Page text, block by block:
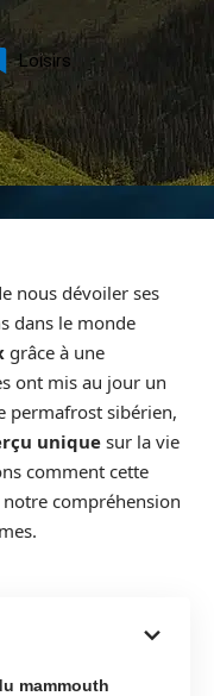
Loisirs
nous dévoiler ses
dans le monde
grâce à une
ont mis au jour un
permafrost sibérien,
unique sur la vie
comment cette
notre compréhension
mammouth